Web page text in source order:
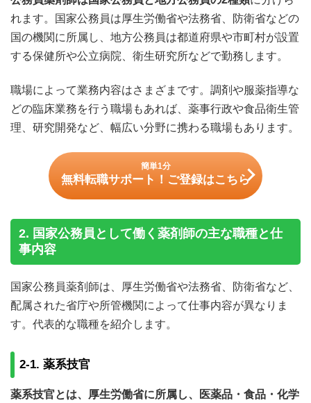
5-2. 定期的な昇給が期待できる
5-3. 福利厚生が充実している
6. 公務員薬剤師のデメリット
6-2. 求人数が限られる
6-3. 異動や転勤の可能性がある
7. 公務員薬剤師になるには
げよう
れます。国家公務員は厚生労働省や法務省、防衛省などの
国の機関に所属し、地方公務員は都道府県や市町村が設置
する保健所や公立病院、衛生研究所などで勤務します。
職場によって業務内容はさまざまです。調剤や服薬指導な
どの臨床業務を行う職場もあれば、薬事行政や食品衛生管
理、研究開発など、幅広い分野に携わる職場もあります。
簡単1分
無料転職サポート！ご登録はこちら
2. 国家公務員として働く薬剤師の主な職種と仕
事内容
国家公務員薬剤師は、厚生労働省や法務省、防衛省など、
配属された省庁や所管機関によって仕事内容が異なりま
す。代表的な職種を紹介します。
2-1. 薬系技官
薬系技官とは、厚生労働省に所属し、医薬品・食品・化学